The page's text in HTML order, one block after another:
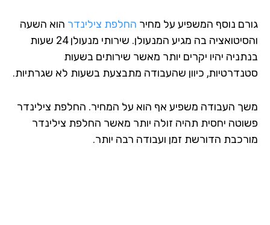
נוסף המשפיע על מחירהחלפת צילינדרהוא השעה
והסיטואציה בה מגיע המנעולן. שירותי מנעולן 24 שעות
יהיו יקרים יותר מאשר שירותים בשעות
כיוון שהעבודה מתבצעת בשעות לא שגרתיות.
העבודה משפיע אף הוא על המחיר. החלפת צילינדר
יחסית תהיה זולה יותר מאשר החלפת צילינדר
הדורשת זמן ועבודה רבה יותר.